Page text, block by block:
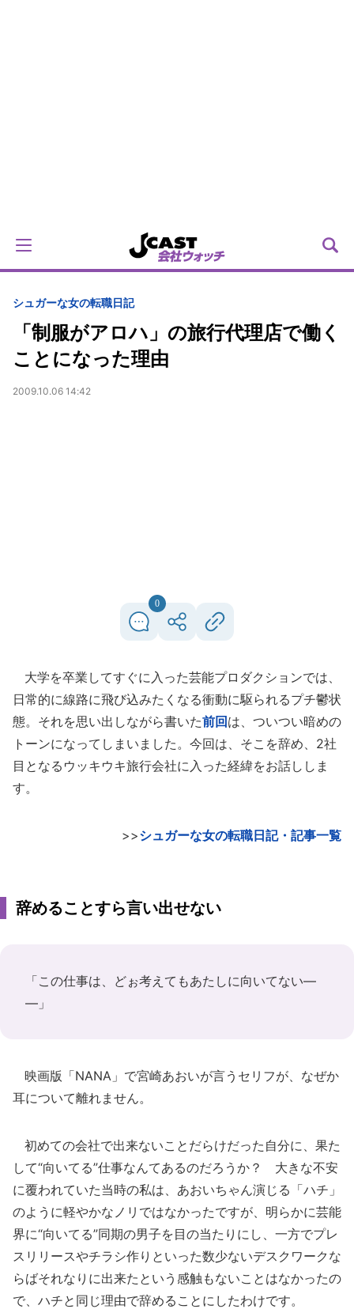
シュガーな女の転職日記
「制服がアロハ」の旅行代理店で働く
ことになった理由
2009.10.06 14:42
0
大学を卒業してすぐに入った芸能プロダクションでは、
日常的に線路に飛び込みたくなる衝動に駆られるプチ鬱状
態。それを思い出しながら書いた前回 は、ついつい暗めの
トーンになってしまいました。今回は、そこを辞め、2社
目となるウッキウキ旅行会社に入った経緯をお話ししま
す。
>>シュガーな女の転職日記・記事一覧
辞めることすら言い出せない
「この仕事は、どぉ考えてもあたしに向いてない―
―」
映画版「NANA」で宮崎あおいが言うセリフが、なぜか
耳について離れません。
初めての会社で出来ないことだらけだった自分に、果た
して“向いてる”仕事なんてあるのだろうか？ 大きな不安
に覆われていた当時の私は、あおいちゃん演じる「ハチ」
のように軽やかなノリではなかったですが、明らかに芸能
界に“向いてる”同期の男子を目の当たりにし、一方でプレ
スリリースやチラシ作りといった数少ないデスクワークな
らばそれなりに出来たという感触もないことはなかったの
で、ハチと同じ理由で辞めることにしたわけです。